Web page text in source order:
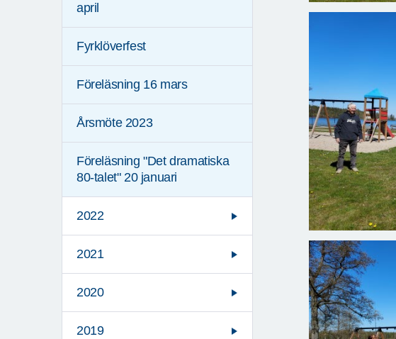
april
Fyrklöverfest
Föreläsning 16 mars
Årsmöte 2023
Föreläsning "Det dramatiska
80-talet" 20 januari
2022
2021
2020
2019